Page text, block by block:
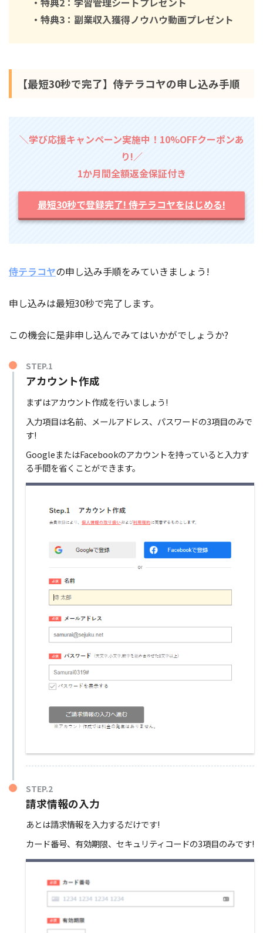
・特典3：副業収入獲得ノウハウ動画プレゼント
【最短30秒で完了】侍テラコヤの申し込み手順
＼学び応援キャンペーン実施中！10%OFFクーポンあ
り!／
1か月間全額返金保証付き
最短30秒で登録完了! 侍テラコヤをはじめる!
侍テラコヤの申し込み手順をみていきましょう!
申し込みは最短30秒で完了します。
この機会に是非申し込んでみてはいかがでしょうか?
STEP.1
アカウント作成
まずはアカウント作成を行いましょう!
入力項目は名前、メールアドレス、パスワードの3項目のみで
す!
GoogleまたはFacebookのアカウントを持っていると入力す
る手間を省くことができます。
STEP.2
請求情報の入力
あとは請求情報を入力するだけです!
カード番号、有効期限、セキュリティコードの3項目のみです!